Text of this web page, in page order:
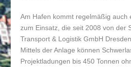
Am Hafen kommt regelmäßig auch
zum Einsatz, die seit 2008 von der
Transport & Logistik GmbH
Mittels der Anlage können
Projektladungen bis 450 Tonnen